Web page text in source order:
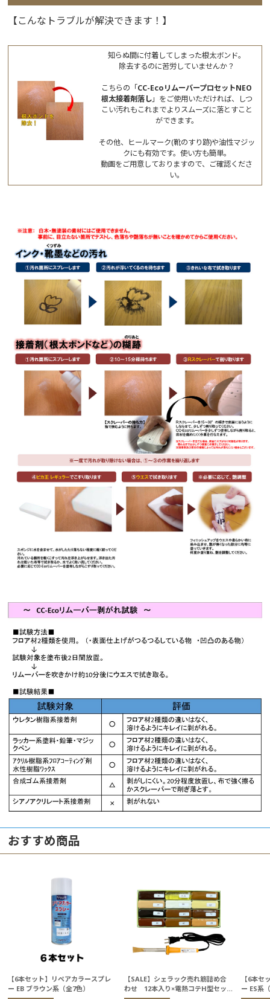
【こんなトラブルが解決できます！】
知らぬ間に付着してしまった根太ボンド。
除去するのに苦労していませんか？
こちらの「CC-EcoリムーバープロセットNEO
根太接着剤落し」をご使用いただければ、しつ
こい汚れもこれまでよりスムーズに落とすこと
ができます。
その他、ヒールマーク(靴のすり跡)や油性マジッ
クにも有効です。使い方も簡単。
動画をご用意しておりますので、ご確認くださ
い。
おすすめ商品
【6本セット】リペアカラースプレ
ー EB ブラウン系（全7色）
【SALE】シェラック売れ筋詰め合
わせ 12本入り×電熱コテH型セッ
【6本セ
ー ES系